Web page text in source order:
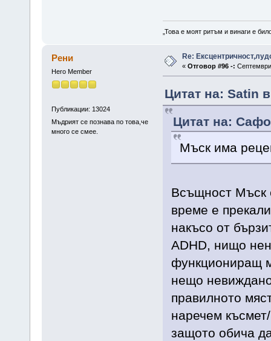
„Това е моят ритъм и винаги е
Рени
Hero Member
Публикации: 13024
Мъдрият се познава по това,че
много се смее.
Re:
« Отговор #96 -:
Цитат на: Satin
Цитат на:
Мъск има
Всъщност Мъск
време е
накъсо от
ADHD, нищо
функциониращ
нещо
правилното
наречем
защото обича